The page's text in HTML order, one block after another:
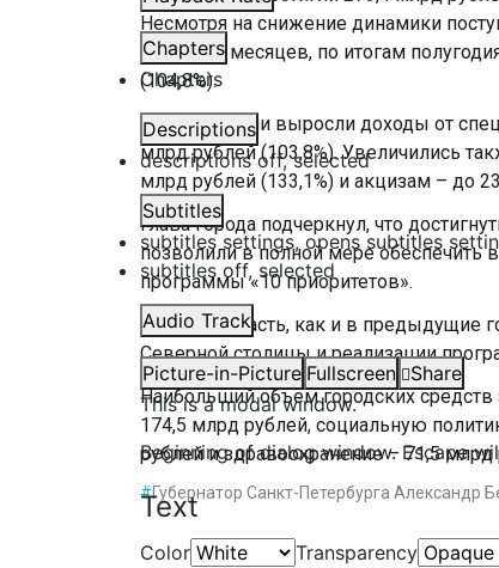
Chapters
Chapters
Descriptions
descriptions off, selected
Subtitles
subtitles settings, opens subtitles
subtitles off, selected
Audio Track
Picture-in-Picture Fullscreen
Share
This is a modal window.
Beginning of dialog window. Escape
Text
Color Transparency
Несмотря на снижение динамики
первых 6 месяцев, по итогам
(104,8%).
Вместе с ними выросли доходы от
млрд рублей (103,8%). Увеличились
млрд рублей (133,1%) и акцизам – до
Глава города подчеркнул, что
позволили в полной мере обеспечить
программы «10 приоритетов».
Расходная часть, как и в предыдущие
Северной столицы и реализации
Наибольший объем городских
174,5 млрд рублей, социальную
рублей и здравоохранение – 71,5 млрд
#Губернатор Санкт-Петербурга Александр